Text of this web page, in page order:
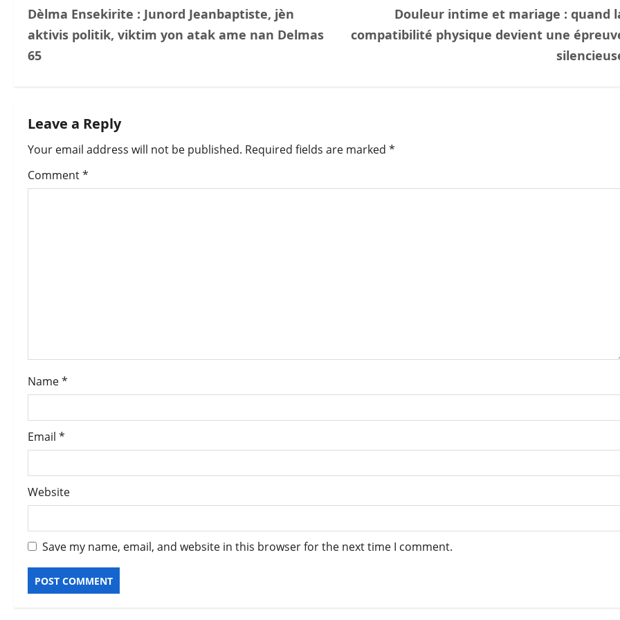
o
s
n
a
v
n
Dèlma Ensekirite : Junord Jeanbaptiste, jèn
aktivis politik, viktim yon atak ame nan Delmas
65
Douleur intime et mariage : quand
compatibilité physique devient une
Leave a Reply
Your email address will not be published. Required fields are marked *
Comment*
Name*
Email *
Website
Save my name, email, and website in this browser for the next time I comment.